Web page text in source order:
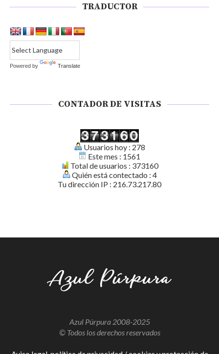
TRADUCTOR
Powered by Translate
CONTADOR DE VISITAS
Usuarios hoy : 278
Este mes : 1561
Total de usuarios : 373160
Quién está contectado : 4
Tu dirección IP : 216.73.217.80
Azul Púrpura 2008-2025
© Todos los derechos reservados